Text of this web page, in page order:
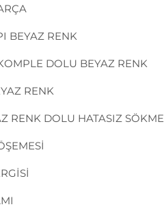
BEYAZ RENK
DOLU BEYAZ RENK
RENK
RENK DOLU HATASIZ SÖKME